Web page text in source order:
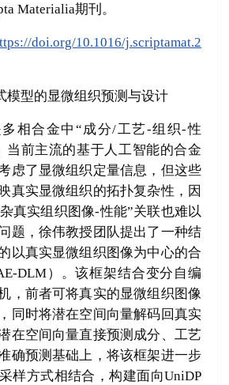
Materialia期刊。
doi.org/10.1016/j.scriptamat.2
模型的显微组织预测与设计
多相合金中“成分/工艺-组织-性
当前主流的基于人工智能的合金
虑了显微组织定量信息，但这些
真实显微组织的拓扑复杂性，因
真实组织图像-性能”关联也难以
题，徐伟教授团队提出了一种结
以真实显微组织图像为中心的合
DLM）。该框架结合变分自编
，前者可将真实的显微组织图像
同时将潜在空间向量解码回真实
在空间向量直接预测成分、工艺
确预测基础上，将该框架进一步
样方式相结合，构建面向UniDP